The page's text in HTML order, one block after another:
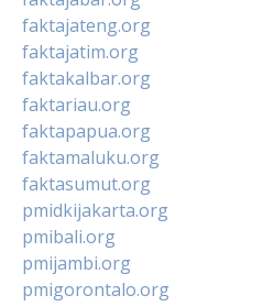
faktajateng.org
faktajatim.org
faktakalbar.org
faktariau.org
faktapapua.org
faktamaluku.org
faktasumut.org
pmidkijakarta.org
pmibali.org
pmijambi.org
pmigorontalo.org